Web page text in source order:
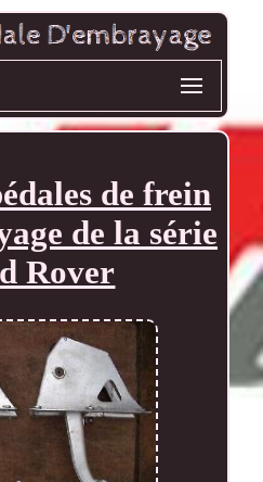
de frein
de la série
Rover